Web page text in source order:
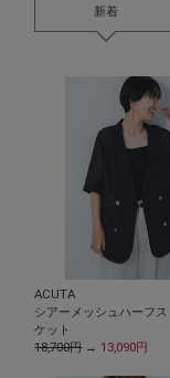
新着
ACUTA
シアーメッシュハーフ
ケット
18,700円→ 13,090円